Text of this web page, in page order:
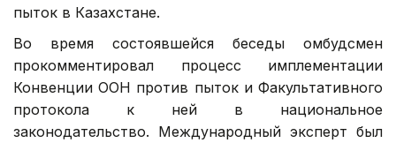
пыток в Казахстане.
Во время состоявшейся беседы омбудсмен
прокомментировал процесс имплементации
Конвенции ООН против пыток и Факультативного
протокола к ней в национальное
законодательство. Международный эксперт был